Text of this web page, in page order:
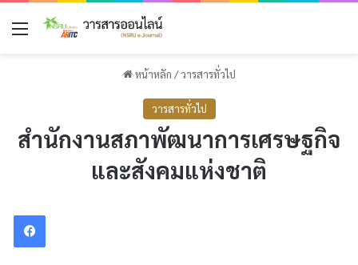
เมนู
หน้าหลัก / วารสารทั่วไป
วารสารทั่วไป
สำนักงานสภาพัฒนาการเศรษฐกิจ
และสังคมแห่งชาติ
Facebook